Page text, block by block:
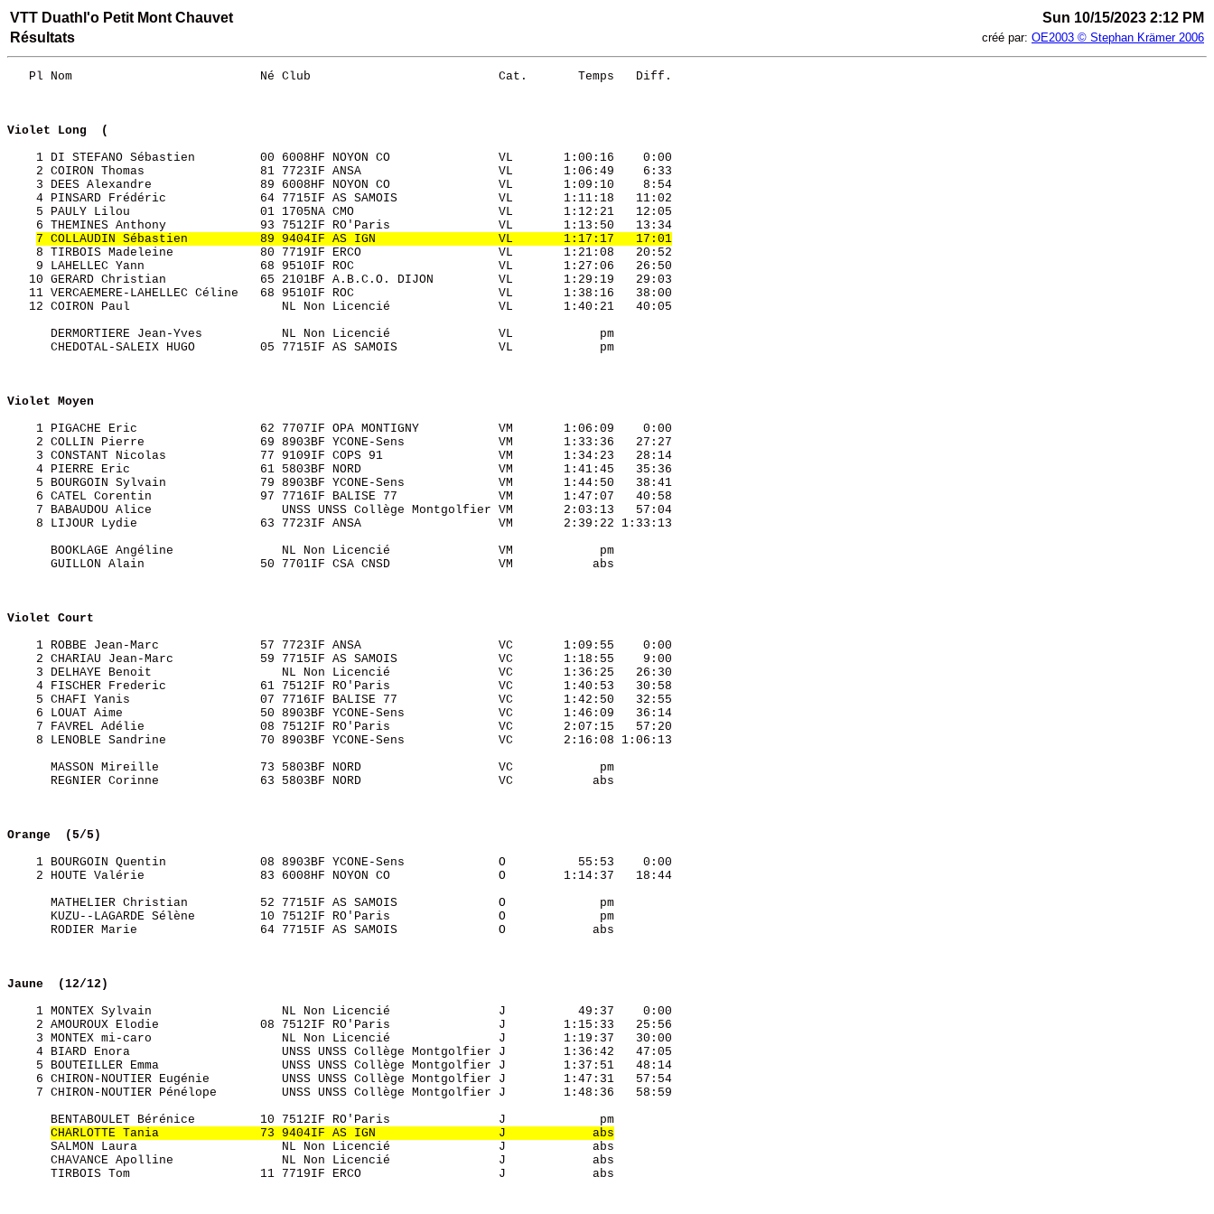
VTT Duathl'o Petit Mont Chauvet
Sun 10/15/2023 2:12 PM
Résultats
créé par: OE2003 © Stephan Krämer 2006
   Pl Nom                          Né Club                          Cat.       Temps   Diff.
Violet Long  (
    1 DI STEFANO Sébastien         00 6008HF NOYON CO               VL       1:00:16    0:00
    2 COIRON Thomas                81 7723IF ANSA                   VL       1:06:49    6:33
    3 DEES Alexandre               89 6008HF NOYON CO               VL       1:09:10    8:54
    4 PINSARD Frédéric             64 7715IF AS SAMOIS              VL       1:11:18   11:02
    5 PAULY Lilou                  01 1705NA CMO                    VL       1:12:21   12:05
    6 THEMINES Anthony             93 7512IF RO'Paris               VL       1:13:50   13:34
7 COLLAUDIN Sébastien          89 9404IF AS IGN                 VL       1:17:17   17:01
    8 TIRBOIS Madeleine            80 7719IF ERCO                   VL       1:21:08   20:52
    9 LAHELLEC Yann                68 9510IF ROC                    VL       1:27:06   26:50
   10 GERARD Christian             65 2101BF A.B.C.O. DIJON         VL       1:29:19   29:03
   11 VERCAEMERE-LAHELLEC Céline   68 9510IF ROC                    VL       1:38:16   38:00
   12 COIRON Paul                     NL Non Licencié               VL       1:40:21   40:05
      DERMORTIERE Jean-Yves           NL Non Licencié               VL            pm
      CHEDOTAL-SALEIX HUGO         05 7715IF AS SAMOIS              VL            pm
Violet Moyen
    1 PIGACHE Eric                 62 7707IF OPA MONTIGNY           VM       1:06:09    0:00
    2 COLLIN Pierre                69 8903BF YCONE-Sens             VM       1:33:36   27:27
    3 CONSTANT Nicolas             77 9109IF COPS 91                VM       1:34:23   28:14
    4 PIERRE Eric                  61 5803BF NORD                   VM       1:41:45   35:36
    5 BOURGOIN Sylvain             79 8903BF YCONE-Sens             VM       1:44:50   38:41
    6 CATEL Corentin               97 7716IF BALISE 77              VM       1:47:07   40:58
    7 BABAUDOU Alice                  UNSS UNSS Collège Montgolfier VM       2:03:13   57:04
    8 LIJOUR Lydie                 63 7723IF ANSA                   VM       2:39:22 1:33:13
      BOOKLAGE Angéline               NL Non Licencié               VM            pm
      GUILLON Alain                50 7701IF CSA CNSD               VM           abs
Violet Court
    1 ROBBE Jean-Marc              57 7723IF ANSA                   VC       1:09:55    0:00
    2 CHARIAU Jean-Marc            59 7715IF AS SAMOIS              VC       1:18:55    9:00
    3 DELHAYE Benoit                  NL Non Licencié               VC       1:36:25   26:30
    4 FISCHER Frederic             61 7512IF RO'Paris               VC       1:40:53   30:58
    5 CHAFI Yanis                  07 7716IF BALISE 77              VC       1:42:50   32:55
    6 LOUAT Aime                   50 8903BF YCONE-Sens             VC       1:46:09   36:14
    7 FAVREL Adélie                08 7512IF RO'Paris               VC       2:07:15   57:20
    8 LENOBLE Sandrine             70 8903BF YCONE-Sens             VC       2:16:08 1:06:13
      MASSON Mireille              73 5803BF NORD                   VC            pm
      REGNIER Corinne              63 5803BF NORD                   VC           abs
Orange  (5/5)
    1 BOURGOIN Quentin             08 8903BF YCONE-Sens             O          55:53    0:00
    2 HOUTE Valérie                83 6008HF NOYON CO               O        1:14:37   18:44
      MATHELIER Christian          52 7715IF AS SAMOIS              O             pm
      KUZU--LAGARDE Sélène         10 7512IF RO'Paris               O             pm
      RODIER Marie                 64 7715IF AS SAMOIS              O            abs
Jaune  (12/12)
    1 MONTEX Sylvain                  NL Non Licencié               J          49:37    0:00
    2 AMOUROUX Elodie              08 7512IF RO'Paris               J        1:15:33   25:56
    3 MONTEX mi-caro                  NL Non Licencié               J        1:19:37   30:00
    4 BIARD Enora                     UNSS UNSS Collège Montgolfier J        1:36:42   47:05
    5 BOUTEILLER Emma                 UNSS UNSS Collège Montgolfier J        1:37:51   48:14
    6 CHIRON-NOUTIER Eugénie          UNSS UNSS Collège Montgolfier J        1:47:31   57:54
    7 CHIRON-NOUTIER Pénélope         UNSS UNSS Collège Montgolfier J        1:48:36   58:59
      BENTABOULET Bérénice         10 7512IF RO'Paris               J             pm
CHARLOTTE Tania              73 9404IF AS IGN                 J            abs
      SALMON Laura                    NL Non Licencié               J            abs
      CHAVANCE Apolline               NL Non Licencié               J            abs
      TIRBOIS Tom                  11 7719IF ERCO                   J            abs